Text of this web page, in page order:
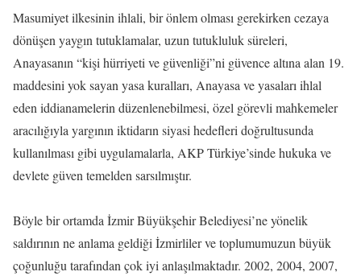
Masumiyet ilkesinin ihlali, bir önlem olması gerekirken cezaya
dönüşen yaygın tutuklamalar, uzun tutukluluk süreleri,
Anayasanın “kişi hürriyeti ve güvenliği”ni güvence altına alan 19.
maddesini yok sayan yasa kuralları, Anayasa ve yasaları ihlal
eden iddianamelerin düzenlenebilmesi, özel görevli mahkemeler
aracılığıyla yargının iktidarın siyasi hedefleri doğrultusunda
kullanılması gibi uygulamalarla, AKP Türkiye’sinde hukuka ve
devlete güven temelden sarsılmıştır.
Böyle bir ortamda İzmir Büyükşehir Belediyesi’ne yönelik
saldırının ne anlama geldiği İzmirliler ve toplumumuzun büyük
çoğunluğu tarafından çok iyi anlaşılmaktadır. 2002, 2004, 2007,